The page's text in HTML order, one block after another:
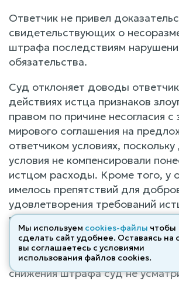
Ответчик не привел
свидетельствующих о
штрафа последствиям
обязательства.
Суд отклоняет доводы
действиях истца признаков
правом по причине несогласия
мирового соглашения на
ответчиком условиях,
условия не компенсировали
истцом расходы. Кроме того, у
имелось препятствий для
удовлетворения требований
перечисления истцу
ущерба.
При таких обстоятельствах,
снижения штрафа суд не
Мы используем cookies-файлы чтобы
сделать сайт удобнее. Оставаясь на
вы соглашаетесь с условиями
использования файлов cооkies.